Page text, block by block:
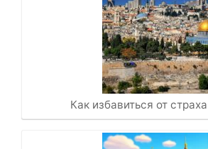
Как избавиться от